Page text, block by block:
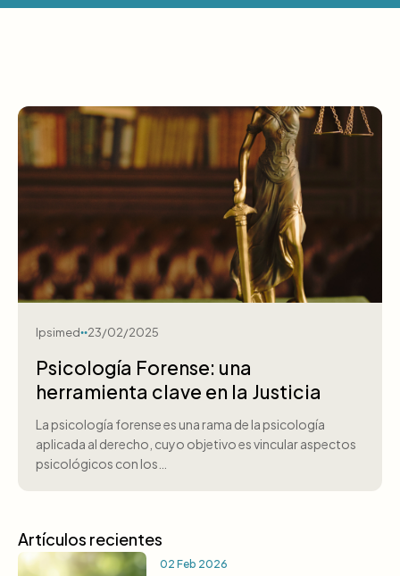
Ipsimed 23/02/2025
Psicología Forense: una
herramienta clave en la Justicia
La psicología forense es una rama de la psicología
aplicada al derecho, cuyo objetivo es vincular aspectos
psicológicos con los…
Artículos recientes
02 Feb 2026